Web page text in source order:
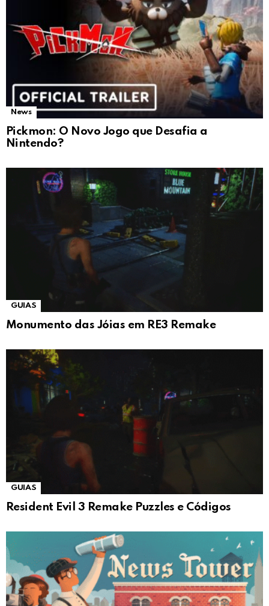
News
Pickmon: O Novo Jogo que Desafia a
Nintendo?
GUIAS
Monumento das Jóias em RE3 Remake
GUIAS
Resident Evil 3 Remake Puzzles e Códigos